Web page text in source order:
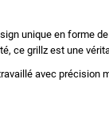
unique en forme
ce grillz est une
avec précision